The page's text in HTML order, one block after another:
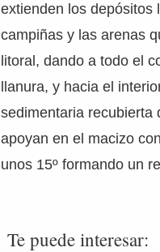
extienden los depósitos
campiñas y las arenas
litoral, dando a todo el
llanura, y hacia el
sedimentaria recubierta
apoyan en el macizo
unos 15º formando un
Te puede interesar: